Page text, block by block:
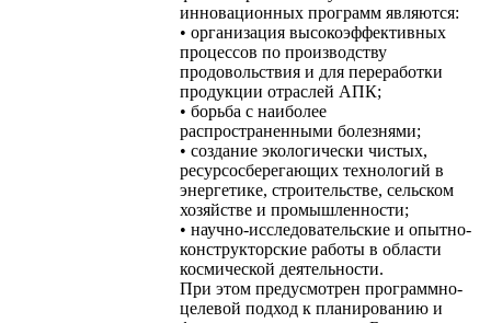
инновационных программ являются:
• организация высокоэффективных
процессов по производству
продовольствия и для переработки
продукции отраслей АПК;
• борьба с наиболее
распространенными болезнями;
• создание экологически чистых,
ресурсосберегающих технологий в
энергетике, строительстве, сельском
хозяйстве и промышленности;
• научно-исследовательские и опытно-
конструкторские работы в области
космической деятельности.
При этом предусмотрен программно-
целевой подход к планированию и